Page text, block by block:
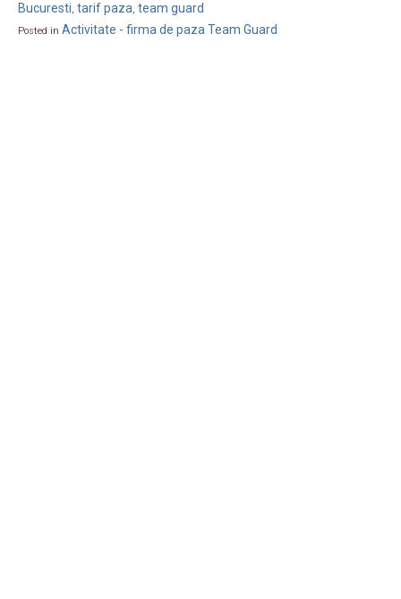
Bucuresti, tarif paza, team guard
Posted in Activitate - firma de paza Team Guard